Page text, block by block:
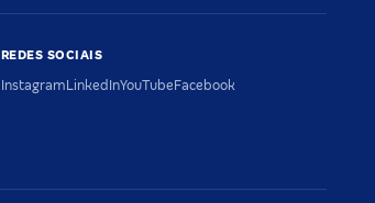
REDES SOCIAIS
InstagramLinkedInYouTubeFacebook